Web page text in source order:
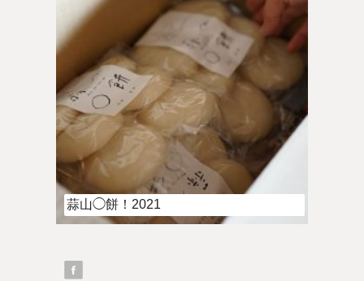
蒜山◯餅！2021